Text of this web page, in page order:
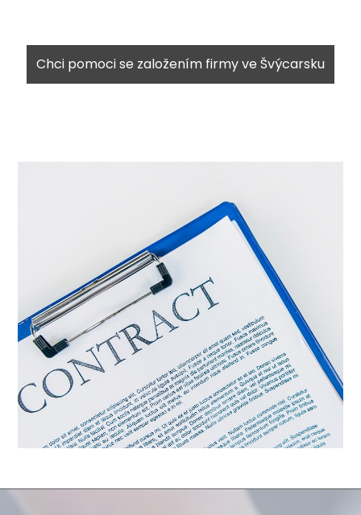
Chci pomoci se založením firmy ve Švýcarsku